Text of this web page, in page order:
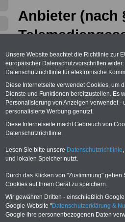
Anbieter (nach
INFO-SERVICE
Öffentlicher
Dipl. Verw. Uwe
Carl-Ludwig-
55232 Alzey
Tel:0179 / 42
Fax:0201 / 87
E-Mail:
Unsere Website beachtet die Richtlinie zur
europäischer Datenschutzvorschriften
Datenschutzrichtlinie für elektronische
Diese Internetseite verwendet Cookies, um
Dienste und Funktionen bereitzustellen. Es
Personalisierung von Anzeigen verwendet
personalisierte Werbung genutzt.
Diese Internetseite macht Gebrauch von
Datenschutzrichtlinie.
Lesen Sie bitte unsere Datenschutzrichtlinie
und lokalen Speicher nutzt.
Durch das Klicken von "Zustimmung"
Cookies auf Ihrem Gerät zu speichern.
Wir gewähren Dritten - einschließlich
Google-Website "Datenschutzerklärung &
Google ihre personenbezogenen Daten